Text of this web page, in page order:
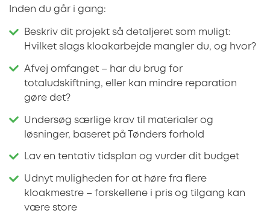
Inden du går i gang:
Beskriv dit projekt så detaljeret som muligt:
Hvilket slags kloakarbejde mangler du, og hvor?
Afvej omfanget – har du brug for
totaludskiftning, eller kan mindre reparation
gøre det?
Undersøg særlige krav til materialer og
løsninger, baseret på Tønders forhold
Lav en tentativ tidsplan og vurder dit budget
Udnyt muligheden for at høre fra flere
kloakmestre – forskellene i pris og tilgang kan
være store